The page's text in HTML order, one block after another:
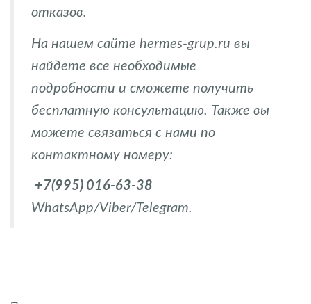
отказов.
На нашем сайте hermes-grup.ru вы
найдете все необходимые
подробности и сможете получить
бесплатную консультацию. Также вы
можете связаться с нами по
контактному номеру:
+7(995) 016-63-38
WhatsApp/Viber/Telegram.